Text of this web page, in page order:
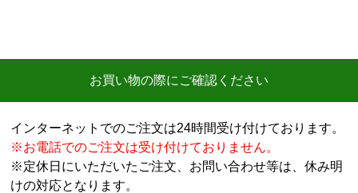
お買い物の際にご確認ください
インターネットでのご注文は24時間受け付けております。
※お電話でのご注文は受け付けておりません。
※定休日にいただいたご注文、お問い合わせ等は、休み明
けの対応となります。